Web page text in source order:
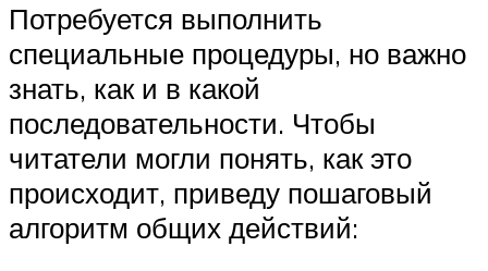
Потребуется выполнить
специальные процедуры, но важно
знать, как и в какой
последовательности. Чтобы
читатели могли понять, как это
происходит, приведу пошаговый
алгоритм общих действий: